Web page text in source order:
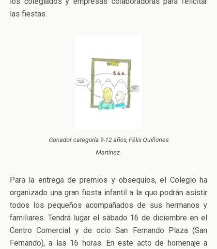
las fiestas.
Ganador categoría 9-12 años, Félix Quiñones
Martínez.
Para la entrega de premios y obsequios, el Colegio ha
organizado una gran fiesta infantil a la que podrán asistir
todos los pequeños acompañados de sus hermanos y
familiares. Tendrá lugar el sábado 16 de diciembre en el
Centro Comercial y de ocio San Fernando Plaza (San
Fernando), a las 16 horas. En este acto de homenaje a